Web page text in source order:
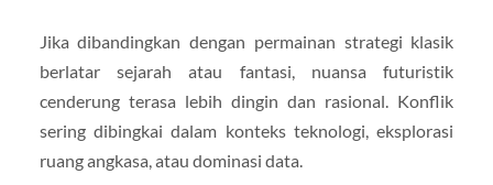
Jika dibandingkan dengan permainan strategi klasik
berlatar sejarah atau fantasi, nuansa futuristik
cenderung terasa lebih dingin dan rasional. Konflik
sering dibingkai dalam konteks teknologi, eksplorasi
ruang angkasa, atau dominasi data.